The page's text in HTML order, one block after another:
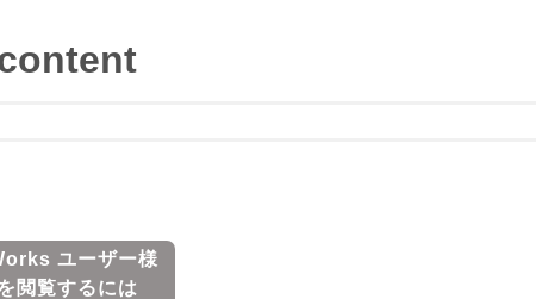
ユーザー様
閲覧するには